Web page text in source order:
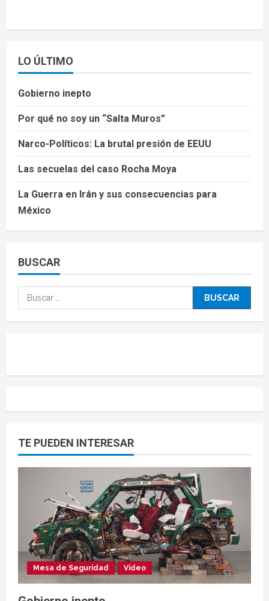
LO ÚLTIMO
Gobierno inepto
Por qué no soy un “Salta Muros”
Narco-Políticos: La brutal presión de EEUU
Las secuelas del caso Rocha Moya
La Guerra en Irán y sus consecuencias para
México
BUSCAR
TE PUEDEN INTERESAR
Mesa de Seguridad Video